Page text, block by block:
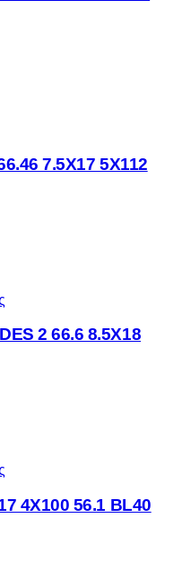
7.5X17 5X112
2 66.6 8.5X18
4X100 56.1 BL40